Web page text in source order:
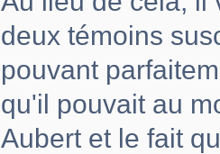
deux témoins
pouvant
qu'il pouvait au
Aubert et le fait